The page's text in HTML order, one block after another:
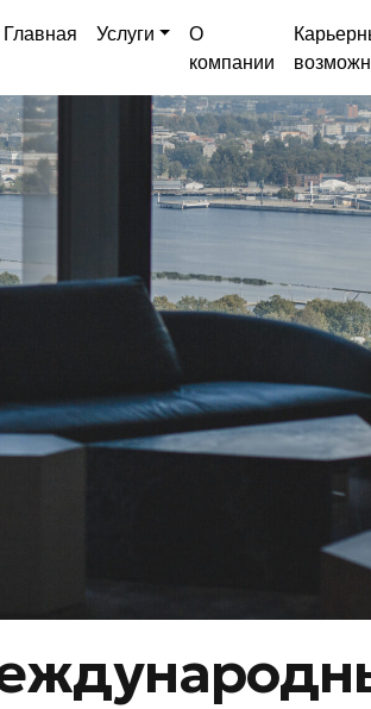
Главная Услуги
О
компании